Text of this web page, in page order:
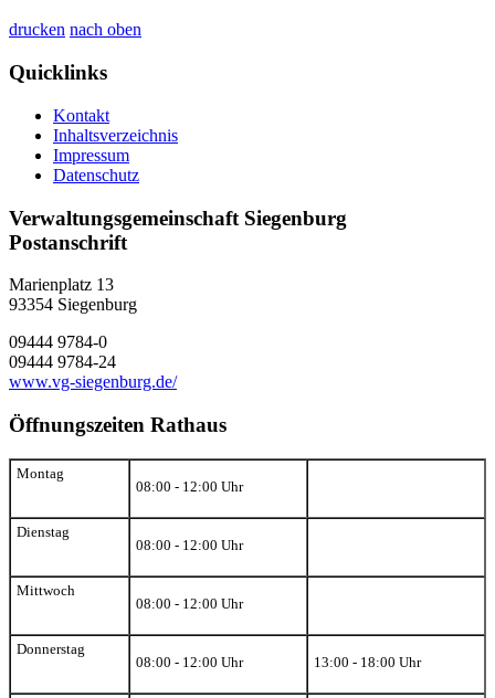
drucken nach oben
Quicklinks
Kontakt
Inhaltsverzeichnis
Impressum
Datenschutz
Verwaltungsgemeinschaft Siegenburg
Postanschrift
Marienplatz 13
93354 Siegenburg
09444 9784-0
09444 9784-24
www.vg-siegenburg.de/
Öffnungszeiten Rathaus
Montag
08:00 - 12:00 Uhr
Dienstag
08:00 - 12:00 Uhr
Mittwoch
08:00 - 12:00 Uhr
Donnerstag
08:00 - 12:00 Uhr
13:00 - 18:00 Uhr